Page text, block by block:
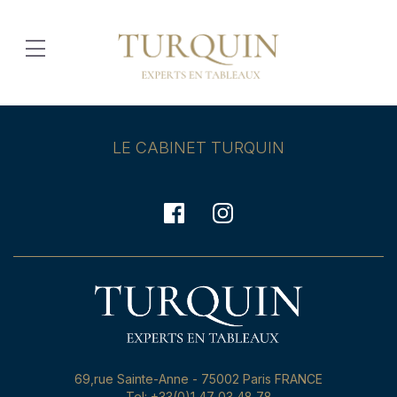
LE CABINET TURQUIN
69,rue Sainte-Anne - 75002 Paris FRANCE